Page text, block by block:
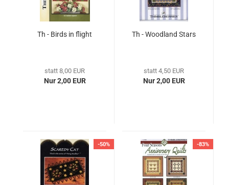
Th - Birds in flight
statt 8,00 EUR
Nur 2,00 EUR
Th - Woodland Stars
statt 4,50 EUR
Nur 2,00 EUR
-50% -83%